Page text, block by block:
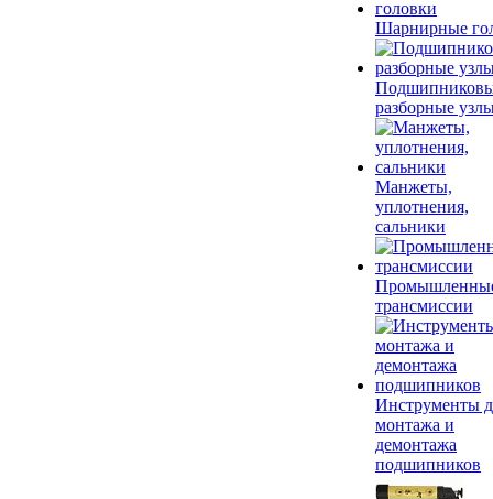
Шарнирные
разборные
Манжеты,
уплотнения,
сальники
трансмиссии
Инструменты
монтажа и
демонтажа
подшипников